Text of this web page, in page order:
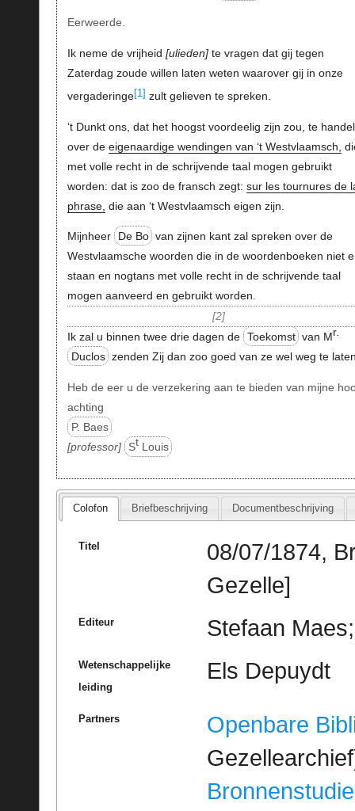
Eerweerde.
Ik neme de vrijheid ulieden te vragen dat gij tegen
Zaterdag zoude willen laten weten waarover gij in onze
vergaderinge[1] zult gelieven te spreken.
‘t Dunkt ons, dat het hoogst voordeelig zijn zou, te
over de eigenaardige wendingen van ‘t Westvlaamsch,
met volle recht in de schrijvende taal mogen gebruikt
worden: dat is zoo de fransch zegt: sur les tournures de
phrase, die aan ‘t Westvlaamsch eigen zijn.
Mijnheer De Bo van zijnen kant zal spreken over de
Westvlaamsche woorden die in de woordenboeken niet
staan en nogtans met volle recht in de schrijvende taal
mogen aanveerd en gebruikt worden.
2
Ik zal u binnen twee drie dagen de Toekomst van Mr.
Duclos zenden Zij dan zoo goed van ze wel weg te
Heb de eer u de verzekering aan te bieden van mijne
achting
P. Baes
professor
StLouis
Colofon Briefbeschrijving Documentbeschrijving
Titel
08/07/1874,
Gezelle]
Editeur Stefaan
Wetenschappelijke
leiding
Els Depuydt
Partners
Openbare
Bronnenstudie